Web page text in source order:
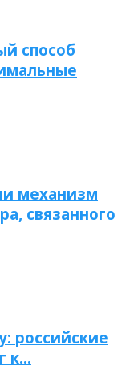
способ
механизм
связанного
российские
к…